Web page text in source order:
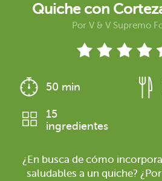
Quiche con
Por V & V Supremo
50 min
15
ingredientes
¿En busca de cómo
saludables a un quiche?